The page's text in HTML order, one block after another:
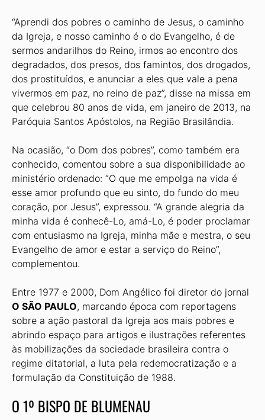
“Aprendi dos pobres o caminho de Jesus, o caminho
da Igreja, e nosso caminho é o do Evangelho, é de
sermos andarilhos do Reino, irmos ao encontro dos
degradados, dos presos, dos famintos, dos drogados,
dos prostituídos, e anunciar a eles que vale a pena
vivermos em paz, no reino de paz”, disse na missa em
que celebrou 80 anos de vida, em janeiro de 2013, na
Paróquia Santos Apóstolos, na Região Brasilândia.
Na ocasião, “o Dom dos pobres”, como também era
conhecido, comentou sobre a sua disponibilidade ao
ministério ordenado: “O que me empolga na vida é
esse amor profundo que eu sinto, do fundo do meu
coração, por Jesus”, expressou. “A grande alegria da
minha vida é conhecê-Lo, amá-Lo, é poder proclamar
com entusiasmo na Igreja, minha mãe e mestra, o seu
Evangelho de amor e estar a serviço do Reino”,
complementou.
Entre 1977 e 2000, Dom Angélico foi diretor do jornal
O SÃO PAULO, marcando época com reportagens
sobre a ação pastoral da Igreja aos mais pobres e
abrindo espaço para artigos e ilustrações referentes
às mobilizações da sociedade brasileira contra o
regime ditatorial, a luta pela redemocratização e a
formulação da Constituição de 1988.
O 1º BISPO DE BLUMENAU